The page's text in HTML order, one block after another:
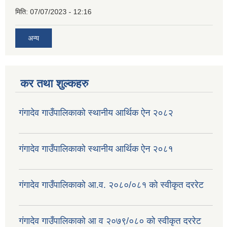
मिति: 07/07/2023 - 12:16
अन्य
कर तथा शुल्कहरु
गंगादेव गाउँपालिकाको स्थानीय आर्थिक ऐन २०८२
गंगादेव गाउँपालिकाको स्थानीय आर्थिक ऐन २०८१
गंगादेव गाउँपालिकाको आ.व. २०८०/०८१ को स्वीकृत दररेट
गंगादेव गाउँपालिकाको आ व २०७९/०८० को स्वीकृत दररेट